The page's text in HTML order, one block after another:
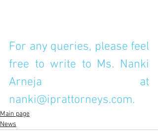
For any queries, please feel
free to write to Ms. Nanki
Arneja at
nanki@iprattorneys.com.
Main page
News